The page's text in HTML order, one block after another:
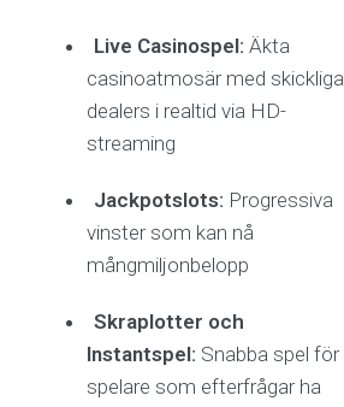
Live Casinospel: Äkta
casinoatmosär med skickliga
dealers i realtid via HD-
streaming
Jackpotslots: Progressiva
vinster som kan nå
mångmiljonbelopp
Skraplotter och
Instantspel: Snabba spel för
spelare som efterfrågar ha